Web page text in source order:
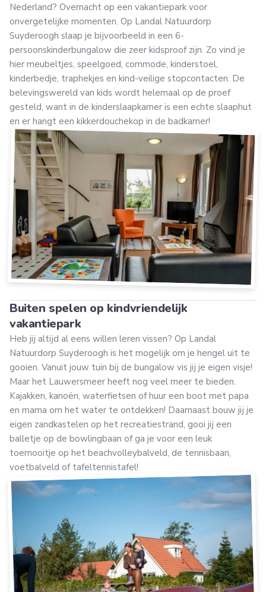
Nederland? Overnacht op een vakantiepark voor
onvergetelijke momenten. Op Landal Natuurdorp
Suyderoogh slaap je bijvoorbeeld in een 6-
persoonskinderbungalow die zeer kidsproof zijn. Zo vind je
hier meubeltjes, speelgoed, commode, kinderstoel,
kinderbedje, traphekjes en kind-veilige stopcontacten. De
belevingswereld van kids wordt helemaal op de proef
gesteld, want in de kinderslaapkamer is een echte slaaphut
en er hangt een kikkerdouchekop in de badkamer!
Buiten spelen op kindvriendelijk
vakantiepark
Heb jij altijd al eens willen leren vissen? Op Landal
Natuurdorp Suyderoogh is het mogelijk om je hengel uit te
gooien. Vanuit jouw tuin bij de bungalow vis jij je eigen visje!
Maar het Lauwersmeer heeft nog veel meer te bieden.
Kajakken, kanoën, waterfietsen of huur een boot met papa
en mama om het water te ontdekken! Daarnaast bouw jij je
eigen zandkastelen op het recreatiestrand, gooi jij een
balletje op de bowlingbaan of ga je voor een leuk
toernooitje op het beachvolleybalveld, de tennisbaan,
voetbalveld of tafeltennistafel!